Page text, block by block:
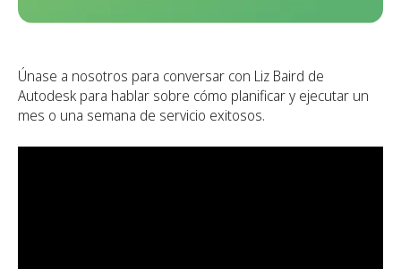
Únase a nosotros para conversar con Liz Baird de
Autodesk para hablar sobre cómo planificar y ejecutar un
mes o una semana de servicio exitosos.